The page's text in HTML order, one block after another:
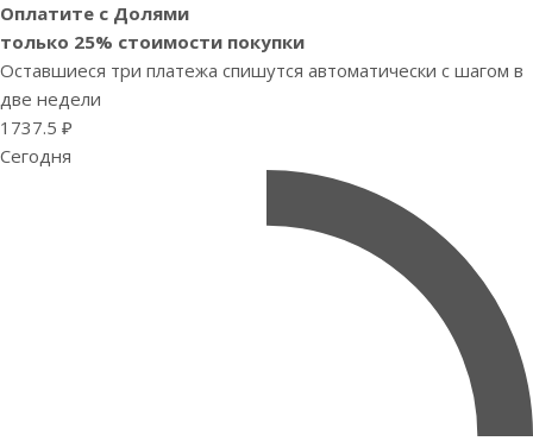
Оплатите с Долями
только 25% стоимости покупки
Оставшиеся три платежа спишутся автоматически с шагом в
две недели
1737.5 ₽
Сегодня